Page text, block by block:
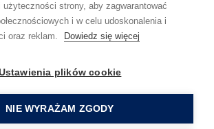
– najem prywatny, a najem w ramach
gospodarczej
Z O. O. | KRS 0000852393 | NIP
386660734
strony, aby zagwarantować
i w celu udoskonalenia i
oraz reklam.
Dowiedz się więcej
plików cookie
NIE WYRAŻAM ZGODY